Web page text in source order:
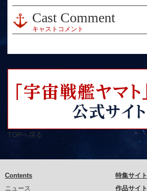
Cast Comment
キャストコメント
TOPへ戻る
Contents
ニュース
特集サイト
作品サイト